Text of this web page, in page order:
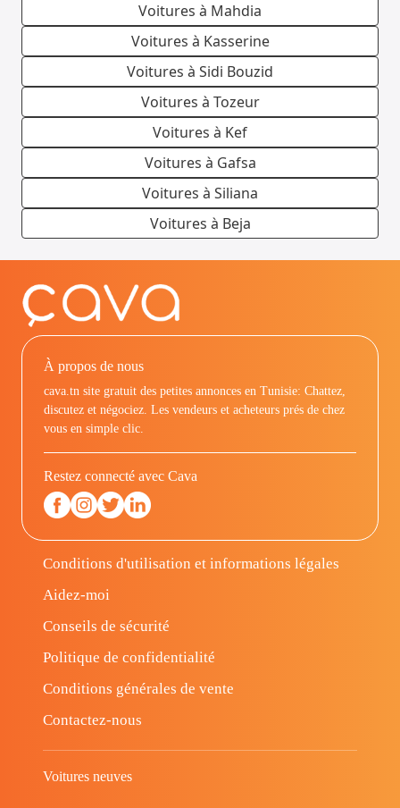
Voitures à Mahdia
Voitures à Kasserine
Voitures à Sidi Bouzid
Voitures à Tozeur
Voitures à Kef
Voitures à Gafsa
Voitures à Siliana
Voitures à Beja
À propos de nous
cava.tn site gratuit des petites annonces en Tunisie: Chattez,
discutez et négociez. Les vendeurs et acheteurs prés de chez
vous en simple clic.
Restez connecté avec Cava
Conditions d'utilisation et informations légales
Aidez-moi
Conseils de sécurité
Politique de confidentialité
Conditions générales de vente
Contactez-nous
Voitures neuves